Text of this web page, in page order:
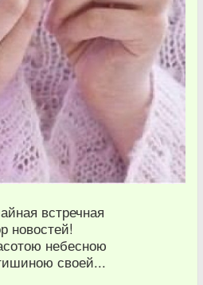
встречная
новостей!
небесною
своей...